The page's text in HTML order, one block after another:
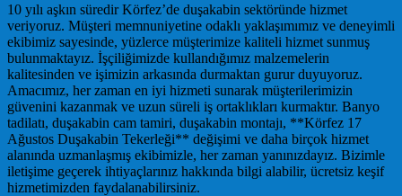
10 yılı aşkın süredir Körfez’de duşakabin sektöründe hizmet
veriyoruz. Müşteri memnuniyetine odaklı yaklaşımımız ve deneyimli
ekibimiz sayesinde, yüzlerce müşterimize kaliteli hizmet sunmuş
bulunmaktayız. İşçiliğimizde kullandığımız malzemelerin
kalitesinden ve işimizin arkasında durmaktan gurur duyuyoruz.
Amacımız, her zaman en iyi hizmeti sunarak müşterilerimizin
güvenini kazanmak ve uzun süreli iş ortaklıkları kurmaktır. Banyo
tadilatı, duşakabin cam tamiri, duşakabin montajı, **Körfez 17
Ağustos Duşakabin Tekerleği** değişimi ve daha birçok hizmet
alanında uzmanlaşmış ekibimizle, her zaman yanınızdayız. Bizimle
iletişime geçerek ihtiyaçlarınız hakkında bilgi alabilir, ücretsiz keşif
hizmetimizden faydalanabilirsiniz.